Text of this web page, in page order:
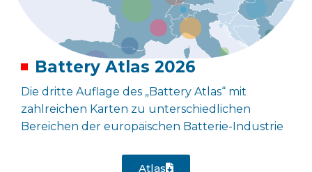
Battery Atlas 2026
Die dritte Auflage des „Battery Atlas“ mit
zahlreichen Karten zu unterschiedlichen
Bereichen der europäischen Batterie-Industrie
Atlas